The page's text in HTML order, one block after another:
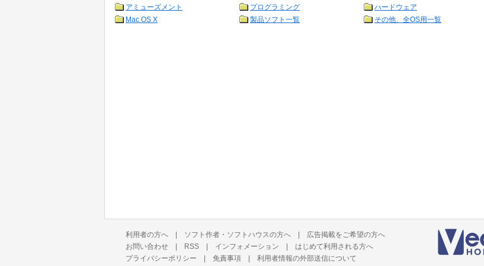
アミューズメント
プログラミング
ハードウェア
Mac OS X
製品ソフト一覧 その他、全OS用一覧
利用者の方へ | ソフト作者・ソフトハウスの方へ | 広告掲載をご希望の方へ
お問い合わせ | RSS | インフォメーション | はじめて利用される方へ
プライバシーポリシー | 免責事項 | 利用者情報の外部送信について